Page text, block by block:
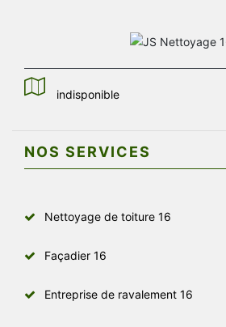
indisponible
NOS SERVICES
Nettoyage de toiture 16
Façadier 16
Entreprise de ravalement 16